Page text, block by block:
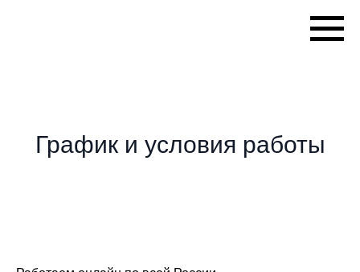
График и условия работы